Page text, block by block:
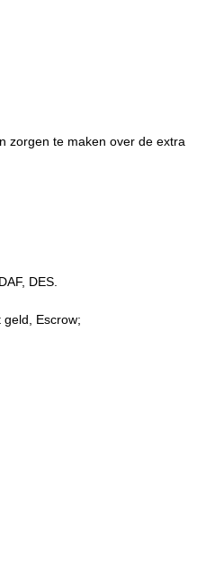
zorgen te maken over de extra
DES.
Escrow;